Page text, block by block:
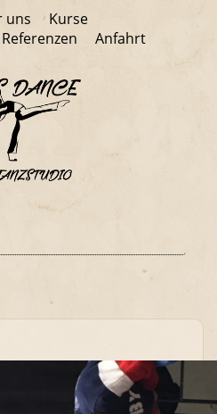
uns
Kurse
Referenzen Anfahrt